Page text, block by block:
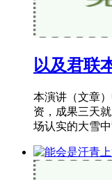
以及君联
本演讲（文章
资，成果三天
场认实的大雪